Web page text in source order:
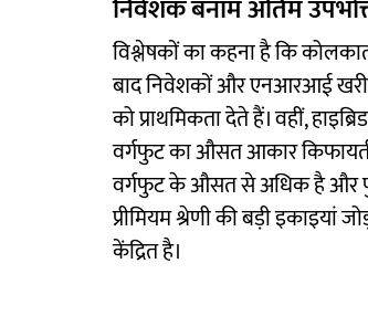
निवेशक बनाम अंतिम
विश्लेषकों का कहना है कि
बाद निवेशकों और एनआरआई
को प्राथमिकता देते हैं। वहीं,
वर्गफुट का औसत आकार किफायती
वर्गफुट के औसत से अधिक है और
प्रीमियम श्रेणी की बड़ी
केंद्रित है।